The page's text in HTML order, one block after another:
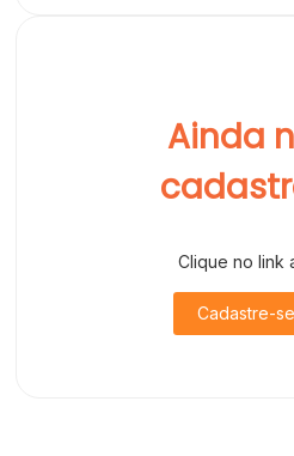
Ainda
Clique no link
Cadastre-